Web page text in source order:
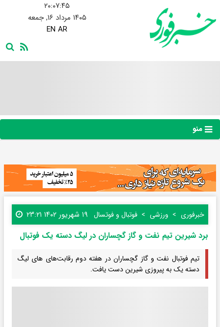
۲۰:۰۷:۴۷
۱۴۰۵ مرداد ۱۶, جمعه
EN AR
منو
خبرفوری ورزشی فوتبال و فوتسال ۱۹ شهریور ۱۴۰۲ ۲۳:۲۱
برد شیرین تیم نفت و گاز گچساران در لیگ دسته یک فوتبال
تیم فوتبال نفت و گاز گچساران در هفته دوم رقابت‌های های لیگ
دسته یک به پیروزی شیرین دست یافت.